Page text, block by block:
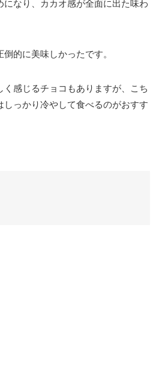
になり、カカオ感が全面に出た味わ
的に美味しかったです。
感じるチョコもありますが、こち
しっかり冷やして食べるのがおすす